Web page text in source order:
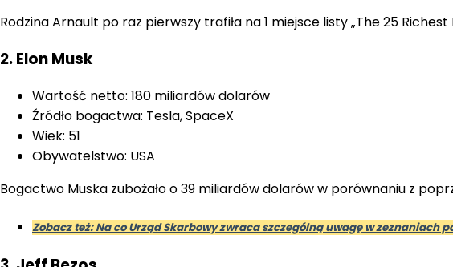
Rodzina Arnault po raz pierwszy trafiła na 1 miejsce listy „The 25
2. Elon Musk
Wartość netto: 180 miliardów dolarów
Źródło bogactwa: Tesla, SpaceX
Wiek: 51
Obywatelstwo: USA
Bogactwo Muska zubożało o 39 miliardów dolarów w porównaniu z
Zobacz też: Na co Urząd Skarbowy zwraca szczególną uwagę w zeznaniach